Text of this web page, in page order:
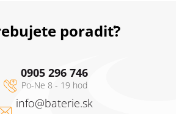
poradiť?
info@baterie.sk
0905 296 746